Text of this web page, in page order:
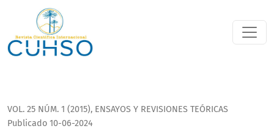
México : el desafío estético de la desaparición forzada
VOL. 25 NÚM. 1 (2015), ENSAYOS Y REVISIONES TEÓRICAS
Publicado 10-06-2024